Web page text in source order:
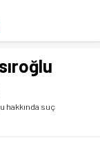
hakkında suç